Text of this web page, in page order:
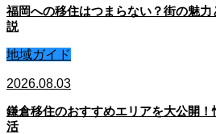
福岡への移住はつまらない？街の魅
説
地域ガイド
2026.08.03
鎌倉移住のおすすめエリアを大公開
活